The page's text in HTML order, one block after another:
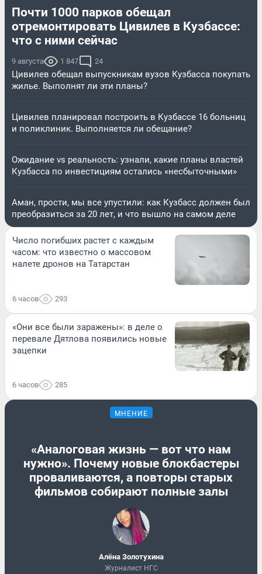
Почти 1000 парков обещал
отремонтировать Цивилев в Кузбассе:
что с ними сейчас
9 августа 1 847 24
Цивилев обещал выпускникам вузов Кузбасса покупать
жилье. Выполнят ли эти планы?
Цивилев планировал построить в Кузбассе 16 больниц
и поликлиник. Выполняется ли обещание?
Ожидание vs реальность: узнали, какие планы властей
Кузбасса по инвестициям остались «несбыточными»
Аман, прости, мы все упустили: как Кузбасс должен был
преобразиться за 20 лет, и что вышло на самом деле
Число погибших растет с каждым
часом: что известно о массовом
налете дронов на Татарстан
6 часов 293
«Они все были заражены»: в деле о
перевале Дятлова появились новые
зацепки
6 часов 285
МНЕНИЕ
«Аналоговая жизнь — вот что нам
нужно». Почему новые блокбастеры
проваливаются, а повторы старых
фильмов собирают полные залы
Алёна Золотухина
Журналист НГС